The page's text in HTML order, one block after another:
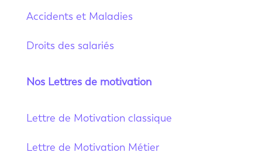
Accidents et Maladies
Droits des salariés
Nos Lettres de motivation
Lettre de Motivation classique
Lettre de Motivation Métier